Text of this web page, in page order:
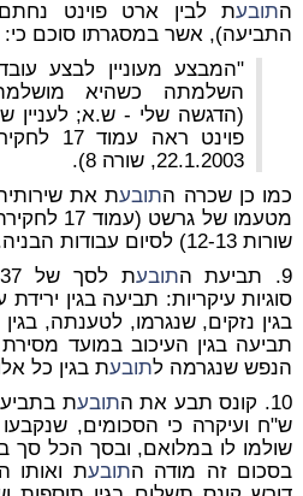
התובעת לבין ארט פוינט
התביעה), אשר במסגרתו סוכם כי:
"המבצע מעוניין לבצע
השלמתה כשהיא מושלמת
(הדגשה שלי - ש.א; לעניין
פוינט
22.1.2003, שורה 8).
כמו כן שכרה התובעת את
שורות 12-13) לסיום עבודות הבניה.
9. תביעת ה
תובע
סוגיות עיקריות: תביעה בגין
בגין נזקים, שנגרמו, לטענתה,
תביעה בגין העיכוב במועד
הנפש שנגרמה לתובעת בגין כל
10. קונס תבע את ה
תובע
ש"ח ועיקרה כי הסכומים,
בסכום זה מודה התובעת ואותו